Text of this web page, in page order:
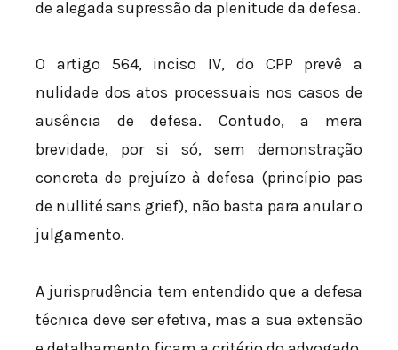
de alegada supressão da plenitude da defesa.
O artigo 564, inciso IV, do CPP prevê a
nulidade dos atos processuais nos casos de
ausência de defesa. Contudo, a mera
brevidade, por si só, sem demonstração
concreta de prejuízo à defesa (princípio pas
de nullité sans grief), não basta para anular o
julgamento.
A jurisprudência tem entendido que a defesa
técnica deve ser efetiva, mas a sua extensão